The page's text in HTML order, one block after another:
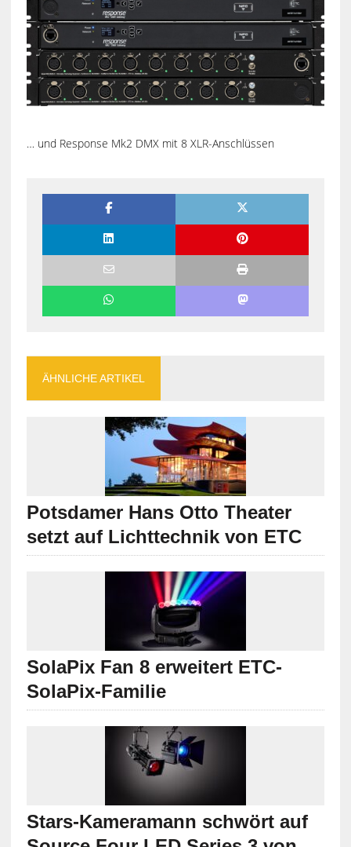
… und Response Mk2 DMX mit 8 XLR-Anschlüssen
ÄHNLICHE ARTIKEL
Potsdamer Hans Otto Theater
setzt auf Lichttechnik von ETC
SolaPix Fan 8 erweitert ETC-
SolaPix-Familie
Stars-Kameramann schwört auf